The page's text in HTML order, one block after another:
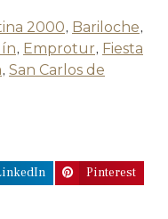
2000, Bariloche,
, Emprotur, Fiesta
, San Carlos de
Pinterest